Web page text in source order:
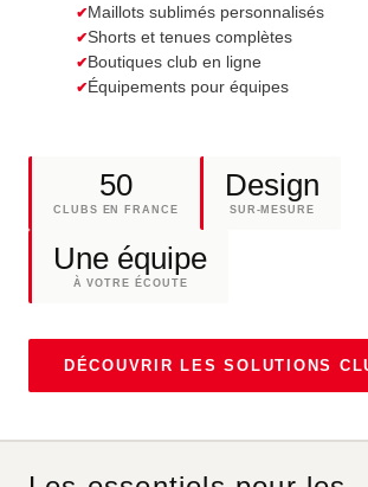
Maillots sublimés personnalisés
Shorts et tenues complètes
Boutiques club en ligne
Équipements pour équipes
50
CLUBS EN FRANCE
Design
SUR-MESURE
Une équipe
À VOTRE ÉCOUTE
DÉCOUVRIR LES SOLUTIONS